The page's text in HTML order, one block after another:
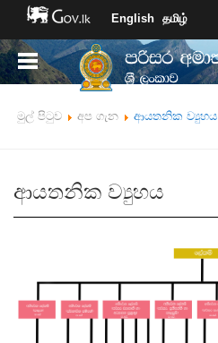
English தமிழ்
මුල් පිටුව අප ගැන ආයතනික ව්‍යුහය
ආයතනික ව්‍යුහය